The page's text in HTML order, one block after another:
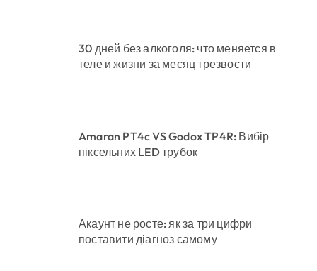
30 дней без алкоголя: что меняется в
теле и жизни за месяц трезвости
Amaran PT4c VS Godox TP4R: Вибір
піксельних LED трубок
Акаунт не росте: як за три цифри
поставити діагноз самому